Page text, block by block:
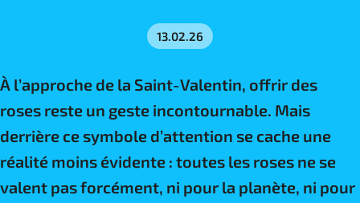
13.02.26
À l’approche de la Saint-Valentin, offrir des
roses reste un geste incontournable. Mais
derrière ce symbole d’attention se cache une
réalité moins évidente : toutes les roses ne se
valent pas forcément, ni pour la planète, ni pour